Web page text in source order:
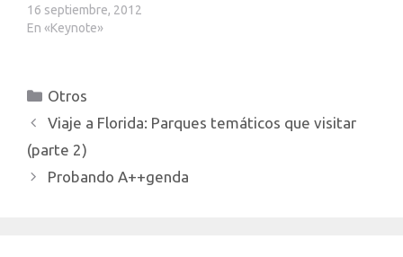
16 septiembre, 2012
En «Keynote»
Categorías
Otros
Viaje a Florida: Parques temáticos que visitar
(parte 2)
Probando A++genda